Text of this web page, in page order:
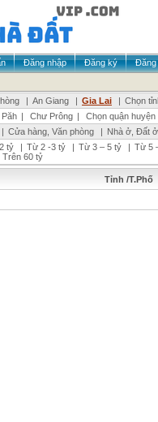
Đăng nhập Đăng ký
Đăng
| An Giang | Gia Lai | Chọn
| Chư Prông |
Chọn quận huyện
| Cửa hàng, Văn phòng | Nhà ở, Đất ở
tỷ | Từ 2 -3 tỷ | Từ 3 – 5 tỷ | Từ 5
Trên 60 tỷ
Tỉnh /T.Phố